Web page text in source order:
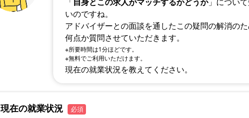
いのですね。
アドバイザーとの面談を通したこの疑問の解消のた
何点か質問させていただきます。
※所要時間は1分ほどです。
※無料でご利用いただけます。
現在の就業状況を教えてください。
現在の就業状況 必須